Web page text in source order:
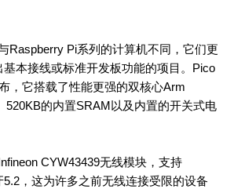
Raspberry Pi系列的计算机不同，它们更
本接线或标准开发板功能的项目。Pico
，它搭载了性能更强的双核心Arm
520KB的内置SRAM以及内置的开关式电
CYW43439无线模块，支持
5.2，这为许多之前无线连接受限的设备